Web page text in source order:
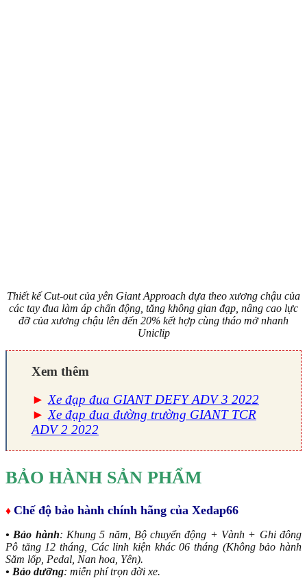
Thiết kế Cut-out của yên Giant Approach dựa theo xương chậu của
các tay đua làm áp chấn động, tăng không gian đạp, nâng cao lực
đỡ của xương chậu lên đến 20% kết hợp cùng tháo mở nhanh
Uniclip
Xem thêm
► Xe đạp đua GIANT DEFY ADV 3 2022
► Xe đạp đua đường trường GIANT TCR
ADV 2 2022
BẢO HÀNH SẢN PHẨM
♦ Chế độ bảo hành chính hãng của Xedap66
• Bảo hành: Khung 5 năm, Bộ chuyển động + Vành + Ghi đông
Pô tăng 12 tháng, Các linh kiện khác 06 tháng (Không bảo hành
Săm lốp, Pedal, Nan hoa, Yên).
• Bảo dưỡng: miễn phí trọn đời xe.